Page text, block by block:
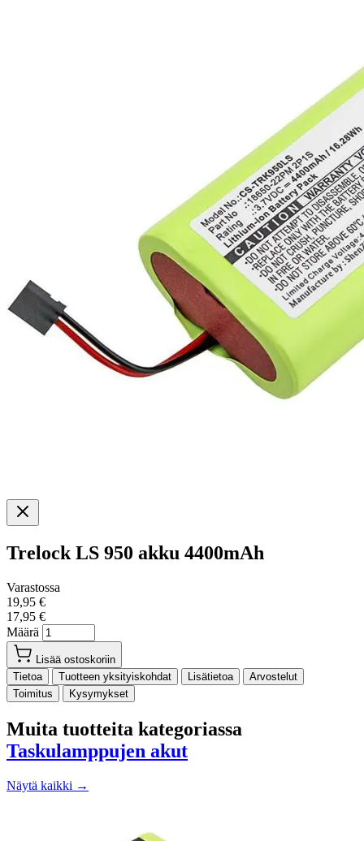
Trelock LS 950 akku 4400mAh
Varastossa
19,95 €
17,95 €
Määrä
Lisää ostoskoriin
Tietoa
Tuotteen yksityiskohdat Lisätietoa
Arvostelut
Toimitus
Kysymykset
Muita tuotteita kategoriassa
Taskulamppujen akut
Näytä kaikki →